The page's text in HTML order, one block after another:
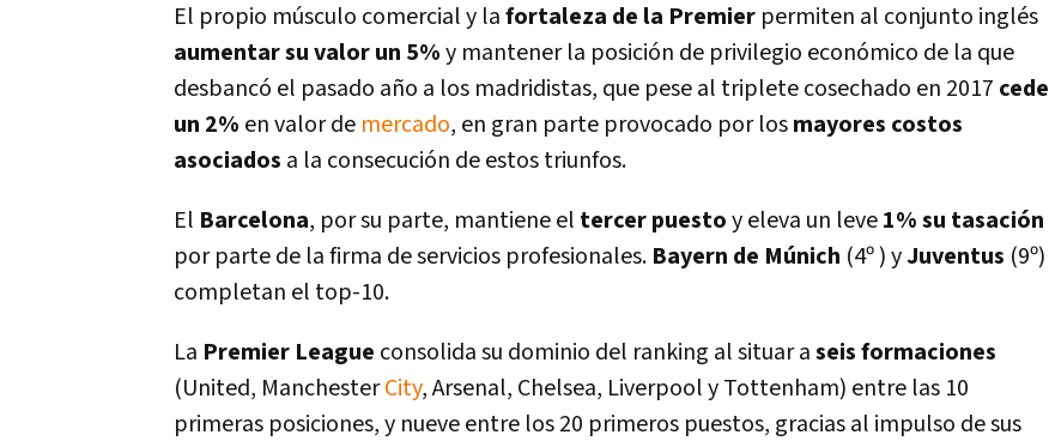
El propio músculo comercial y lafortaleza de la Premier permiten al conjunto inglés
aumentar su valor un 5%y mantener la posición de privilegio económico de la que
desbancó el pasado año a los madridistas, que pese al triplete cosechado en 2017 cede
un 2% en valor de mercado, en gran parte provocado por losmayores costos
asociados a la consecución de estos triunfos.
El Barcelona, por su parte, mantiene el tercer puestoy eleva un leve1% su tasación
por parte de la firma de servicios profesionales. Bayern de Múnich (4º ) yJuventus (9º)
completan el top-10.
La Premier League consolida su dominio del ranking al situar aseis formaciones
(United, ManchesterCity, Arsenal, Chelsea, Liverpool y Tottenham) entre las 10
primeras posiciones, y nueve entre los 20 primeros puestos, gracias al impulso de sus